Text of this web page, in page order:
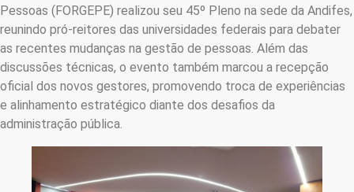
Pessoas (FORGEPE) realizou seu 45º Pleno na sede da Andifes,
reunindo pró-reitores das universidades federais para debater
as recentes mudanças na gestão de pessoas. Além das
discussões técnicas, o evento também marcou a recepção
oficial dos novos gestores, promovendo troca de experiências
e alinhamento estratégico diante dos desafios da
administração pública.